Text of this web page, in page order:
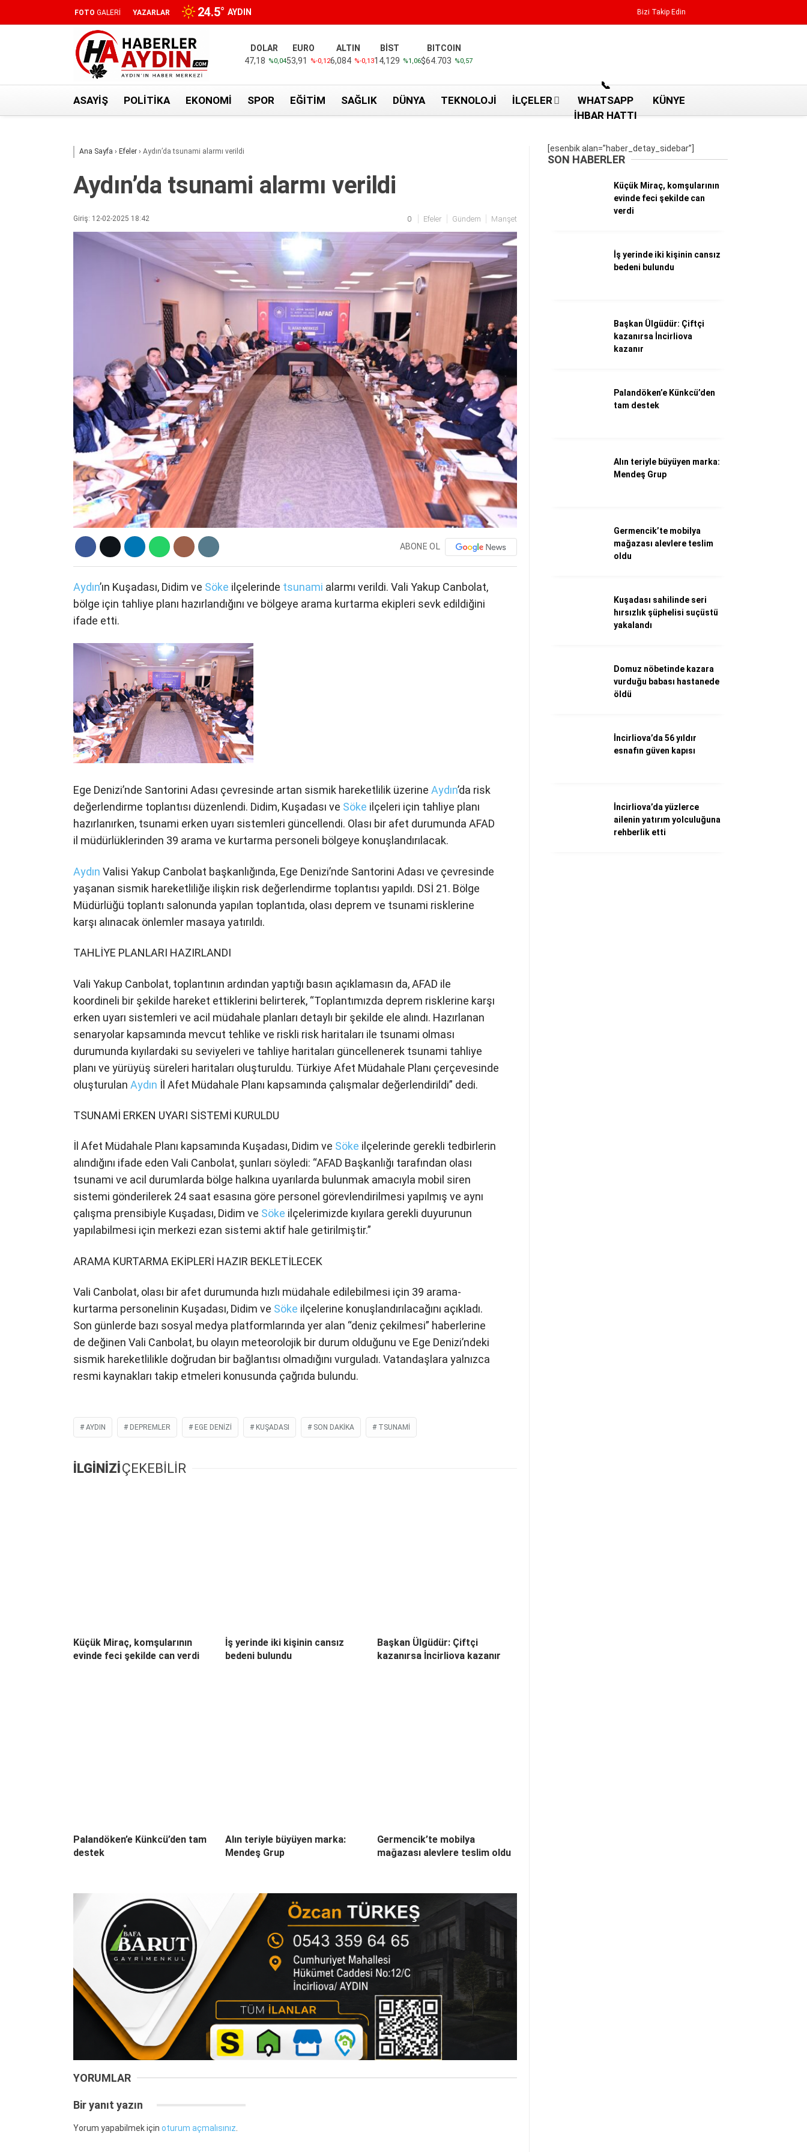
Aydın nöbetçi eczaneler
Aydın Sinema salonları
Künye
Nöbetçi Eczaneler
WhatsApp İhbar Hattı
FOTO GALERİ YAZARLAR 24.5° AYDIN Bizi Takip Edin
DOLAR
47,18 %0,04
EURO
53,91
%-0,12
ALTIN
6,084 %-0,13
BİST
14,129 %1,06
BITCOIN
$64.703 %0,57
ASAYIŞ POLITIKA EKONOMI SPOR EĞITIM SAĞLIK DÜNYA TEKNOLOJI İLÇELER
📞
WHATSAPP
İHBAR HATTI
KÜNYE
Ana Sayfa › Efeler › Aydın’da tsunami alarmı verildi
Aydın’da tsunami alarmı verildi
Giriş: 12-02-2025 18:42 0 Efeler Gündem Manşet
ABONE OL
Aydın’ın Kuşadası, Didim ve Söke ilçelerinde tsunami alarmı verildi. Vali Yakup Canbolat,
bölge için tahliye planı hazırlandığını ve bölgeye arama kurtarma ekipleri sevk edildiğini
ifade etti.
Ege Denizi’nde Santorini Adası çevresinde artan sismik hareketlilik üzerine Aydın’da risk
değerlendirme toplantısı düzenlendi. Didim, Kuşadası ve Söke ilçeleri için tahliye planı
hazırlanırken, tsunami erken uyarı sistemleri güncellendi. Olası bir afet durumunda AFAD
il müdürlüklerinden 39 arama ve kurtarma personeli bölgeye konuşlandırılacak.
Aydın Valisi Yakup Canbolat başkanlığında, Ege Denizi’nde Santorini Adası ve çevresinde
yaşanan sismik hareketliliğe ilişkin risk değerlendirme toplantısı yapıldı. DSİ 21. Bölge
Müdürlüğü toplantı salonunda yapılan toplantıda, olası deprem ve tsunami risklerine
karşı alınacak önlemler masaya yatırıldı.
TAHLİYE PLANLARI HAZIRLANDI
Vali Yakup Canbolat, toplantının ardından yaptığı basın açıklamasın da, AFAD ile
koordineli bir şekilde hareket ettiklerini belirterek, “Toplantımızda deprem risklerine karşı
erken uyarı sistemleri ve acil müdahale planları detaylı bir şekilde ele alındı. Hazırlanan
senaryolar kapsamında mevcut tehlike ve riskli risk haritaları ile tsunami olması
durumunda kıyılardaki su seviyeleri ve tahliye haritaları güncellenerek tsunami tahliye
planı ve yürüyüş süreleri haritaları oluşturuldu. Türkiye Afet Müdahale Planı çerçevesinde
oluşturulan Aydın İl Afet Müdahale Planı kapsamında çalışmalar değerlendirildi” dedi.
TSUNAMİ ERKEN UYARI SİSTEMİ KURULDU
İl Afet Müdahale Planı kapsamında Kuşadası, Didim ve Söke ilçelerinde gerekli tedbirlerin
alındığını ifade eden Vali Canbolat, şunları söyledi: “AFAD Başkanlığı tarafından olası
tsunami ve acil durumlarda bölge halkına uyarılarda bulunmak amacıyla mobil siren
sistemi gönderilerek 24 saat esasına göre personel görevlendirilmesi yapılmış ve aynı
çalışma prensibiyle Kuşadası, Didim ve Söke ilçelerimizde kıyılara gerekli duyurunun
yapılabilmesi için merkezi ezan sistemi aktif hale getirilmiştir.”
ARAMA KURTARMA EKİPLERİ HAZIR BEKLETİLECEK
Vali Canbolat, olası bir afet durumunda hızlı müdahale edilebilmesi için 39 arama-
kurtarma personelinin Kuşadası, Didim ve Söke ilçelerine konuşlandırılacağını açıkladı.
Son günlerde bazı sosyal medya platformlarında yer alan “deniz çekilmesi” haberlerine
de değinen Vali Canbolat, bu olayın meteorolojik bir durum olduğunu ve Ege Denizi’ndeki
sismik hareketlilikle doğrudan bir bağlantısı olmadığını vurguladı. Vatandaşlara yalnızca
resmi kaynakları takip etmeleri konusunda çağrıda bulundu.
AYDIN DEPREMLER EGE DENIZI KUŞADASI SON DAKIKA TSUNAMI
İLGİNİZİÇEKEBİLİR
Küçük Miraç, komşularının
evinde feci şekilde can verdi
İş yerinde iki kişinin cansız
bedeni bulundu
Başkan Ülgüdür: Çiftçi
kazanırsa İncirliova kazanır
Palandöken’e Künkcü’den tam
destek
Alın teriyle büyüyen marka:
Mendeş Grup
Germencik’te mobilya
mağazası alevlere teslim oldu
YORUMLAR
Bir yanıt yazın
Yorum yapabilmek için oturum açmalısınız
[esenbik alan=”haber_detay_sidebar”]
SON HABERLER
Küçük Miraç, komşularının
evinde feci şekilde can
verdi
İş yerinde iki kişinin cansız
bedeni bulundu
Başkan Ülgüdür: Çiftçi
kazanırsa İncirliova
kazanır
Palandöken’e Künkcü’den
tam destek
Alın teriyle büyüyen marka:
Mendeş Grup
Germencik’te mobilya
mağazası alevlere teslim
oldu
Kuşadası sahilinde seri
hırsızlık şüphelisi suçüstü
yakalandı
Domuz nöbetinde kazara
vurduğu babası hastanede
öldü
İncirliova’da 56 yıldır
esnafın güven kapısı
İncirliova’da yüzlerce
ailenin yatırım yolculuğuna
rehberlik etti